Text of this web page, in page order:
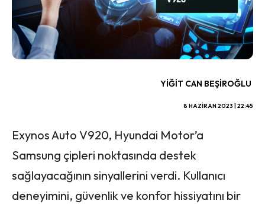
YIĞIT CAN BEŞIROĞLU
8 HAZIRAN 2023 | 22:45
Exynos Auto V920, Hyundai Motor’a
Samsung çipleri noktasında destek
sağlayacağının sinyallerini verdi. Kullanıcı
deneyimini, güvenlik ve konfor hissiyatını bir